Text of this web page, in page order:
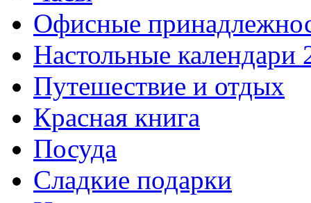
Офисные
Настольные календари
Путешествие и отдых
Красная книга
Посуда
Сладкие подарки